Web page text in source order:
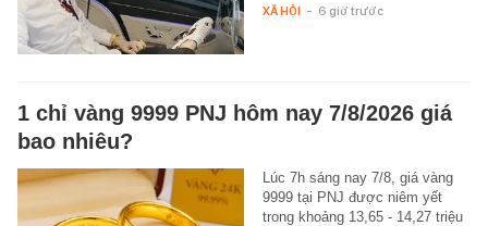
XÃ HỘI - 6 giờ trước
1 chỉ vàng 9999 PNJ hôm nay 7/8/2026 giá
bao nhiêu?
Lúc 7h sáng nay 7/8, giá vàng
9999 tại PNJ được niêm yết
trong khoảng 13,65 - 14,27 triệu